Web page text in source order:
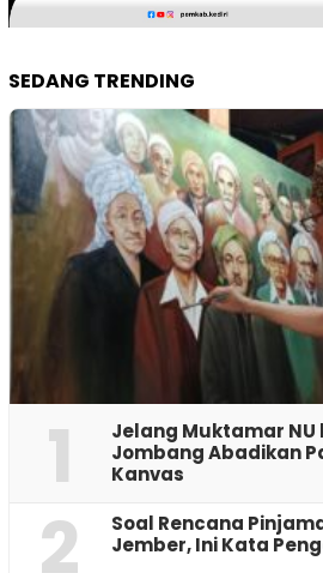
SEDANG TRENDING
1
Jelang Muktamar NU
Jombang Abadikan
Kanvas
2
‎Soal Rencana
Jember, Ini Kata